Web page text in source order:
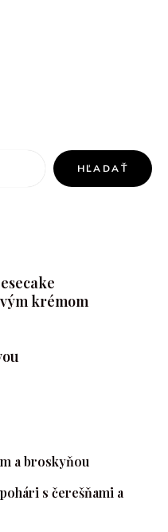
HĽADAŤ
krémom
a broskyňou
s čerešňami a